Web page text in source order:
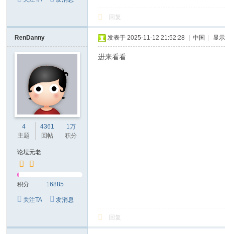
回复
RenDanny
4
主题
4361
回帖
1万
积分
论坛元老
积分 16885
关注TA 发消息
发表于 2025-11-12 21:52:28 中国 显
进来看看
回复